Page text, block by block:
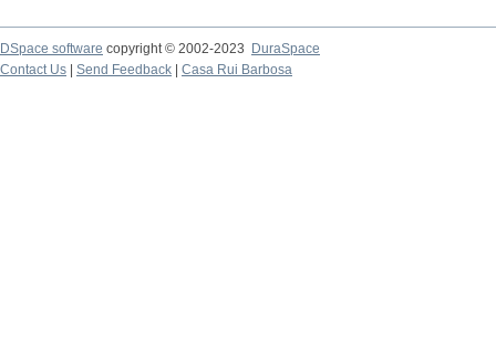
DSpace software copyright © 2002-2023
DuraSpace
Contact Us
Send Feedback Casa Rui Barbosa